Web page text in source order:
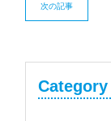
次の記事
Category